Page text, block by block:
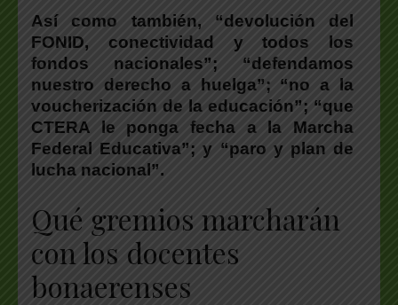
Así como también, “devolución del
FONID, conectividad y todos los
fondos nacionales”; “defendamos
nuestro derecho a huelga”; “no a la
voucherización de la educación”; “que
CTERA le ponga fecha a la Marcha
Federal Educativa”; y “paro y plan de
lucha nacional”.
Qué gremios marcharán
con los docentes
bonaerenses